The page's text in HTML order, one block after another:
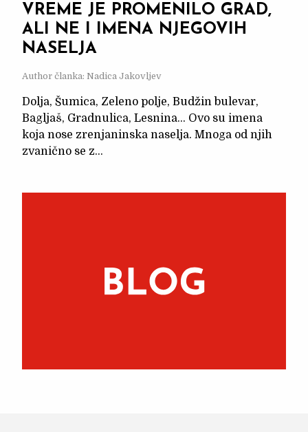
VREME JE PROMENILO GRAD,
ALI NE I IMENA NJEGOVIH
NASELJA
Author članka: Nadica Jakovljev
Dolja, Šumica, Zeleno polje, Budžin bulevar,
Bagljaš, Gradnulica, Lesnina… Ovo su imena
koja nose zrenjaninska naselja. Mnoga od njih
zvanično se z...